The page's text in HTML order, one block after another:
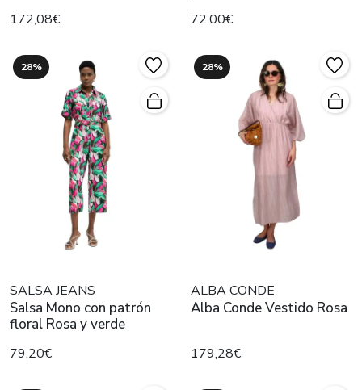
172,08€ 72,00€
28%
SALSA JEANS
Salsa Mono con patrón
floral Rosa y verde
79,20€
28%
ALBA CONDE
Alba Conde Vestido Rosa
179,28€